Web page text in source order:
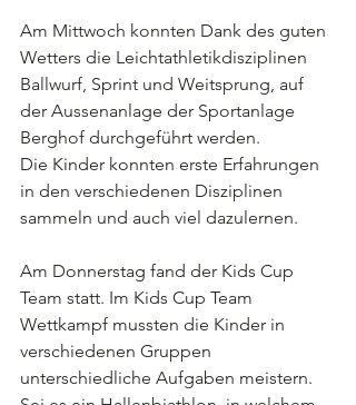
Am Mittwoch konnten Dank des guten
Wetters die Leichtathletikdisziplinen
Ballwurf, Sprint und Weitsprung, auf
der Aussenanlage der Sportanlage
Berghof durchgeführt werden.
Die Kinder konnten erste Erfahrungen
in den verschiedenen Disziplinen
sammeln und auch viel dazulernen.
Am Donnerstag fand der Kids Cup
Team statt. Im Kids Cup Team
Wettkampf mussten die Kinder in
verschiedenen Gruppen
unterschiedliche Aufgaben meistern.